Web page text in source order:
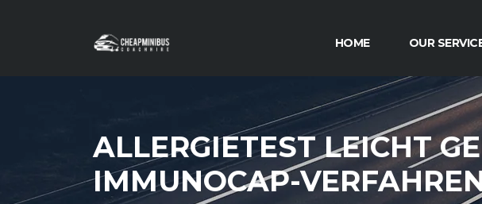
HOME OUR
ALLERGIETEST LEICHT
IMMUNOCAP-